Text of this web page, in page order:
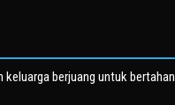
berjuang untuk